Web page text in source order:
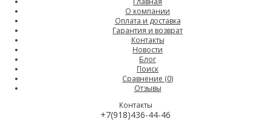
О компании
Оплата и доставка
Гарантия и возврат
Контакты
Новости
Блог
Поиск
Сравнение (0)
Отзывы
Контакты
+7(918)436-44-46